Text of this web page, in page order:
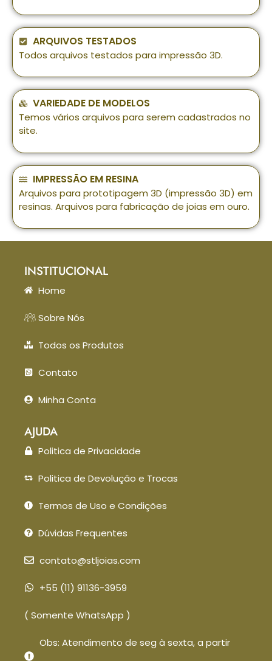
ARQUIVOS TESTADOS
Todos arquivos testados para impressão 3D.
VARIEDADE DE MODELOS
Temos vários arquivos para serem cadastrados no
site.
IMPRESSÃO EM RESINA
Arquivos para prototipagem 3D (impressão 3D) em
resinas. Arquivos para fabricação de joias em ouro.
INSTITUCIONAL
Home
Sobre Nós
Todos os Produtos
Contato
Minha Conta
AJUDA
Politica de Privacidade
Politica de Devolução e Trocas
Termos de Uso e Condições
Dúvidas Frequentes
contato@stljoias.com
+55 (11) 91136-3959
( Somente WhatsApp )
Obs: Atendimento de seg à sexta, a partir